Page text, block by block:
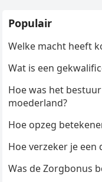
Populair
Welke macht heeft
Wat is een
Hoe was het
moederland?
Hoe opzeg
Hoe verzeker je een
Was de Zorgbonus